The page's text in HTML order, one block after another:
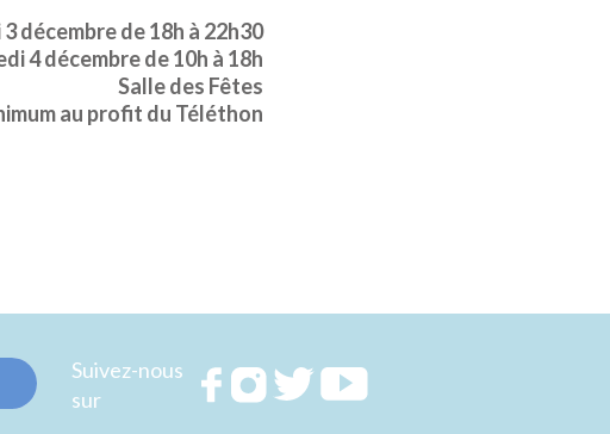
décembre de 18h à 22h30
4 décembre de 10h à 18h
Salle des Fêtes
au profit du Téléthon
Suivez-nous
sur
RejoignezRejoignezRejoignez